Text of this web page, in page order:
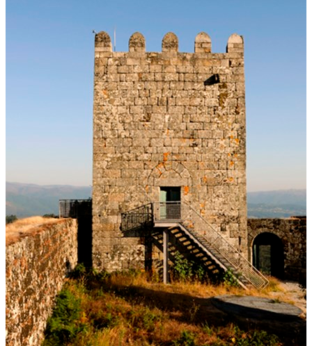
9W7X+C6 Carvalho
Lugar do Castelo, Arnoia, Celorico de Basto
Celorico de Basto -Ver direções
Contactar Posto de Turismo
Preço
Contactar Posto de Turismo
Contacto
Tel.: (+351) 255 323 100
Email: lojaturismo@cm-celoricobasto.pt
Website:mun-celoricodebasto.pt
Sugestões de Agenda